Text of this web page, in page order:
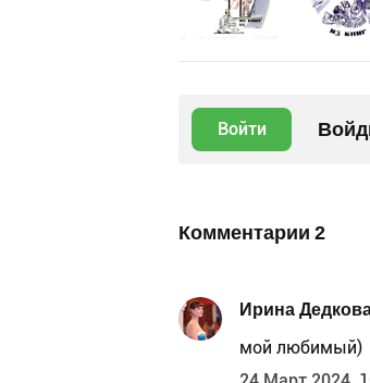
Войти
Комментарии 2
Ирина
мой любимый)